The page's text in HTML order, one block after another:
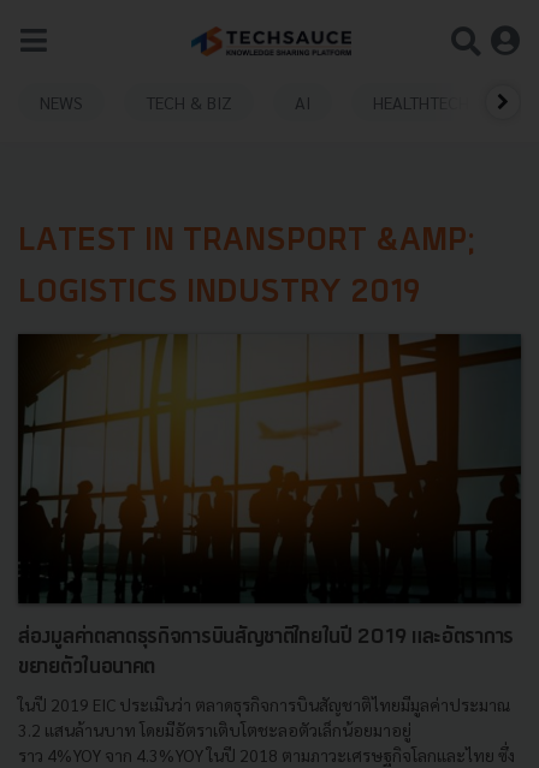
NEWS TECH & BIZ AI HEALTHTECH
LATEST IN TRANSPORT &AMP;
LOGISTICS INDUSTRY 2019
ส่องมูลค่าตลาดธุรกิจการบินสัญชาติไทยในปี 2019 และอัตราการ
ขยายตัวในอนาคต
ในปี 2019 EIC ประเมินว่า ตลาดธุรกิจการบินสัญชาติไทยมีมูลค่าประมาณ
3.2 แสนล้านบาท โดยมีอัตราเติบโตชะลอตัวเล็กน้อยมาอยู่
ราว 4%YOY จาก 4.3%YOY ในปี 2018 ตามภาวะเศรษฐกิจโลกและไทย ซึ่ง